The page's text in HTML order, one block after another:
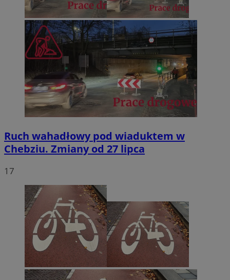
Ruch wahadłowy pod wiaduktem w
Chebziu. Zmiany od 27 lipca
17